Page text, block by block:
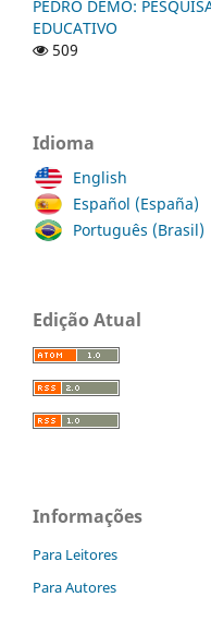
PEDRO DEMO:
EDUCATIVO
509
Idioma
English
Español (España)
Português (Brasil)
Edição Atual
Informações
Para Leitores
Para Autores